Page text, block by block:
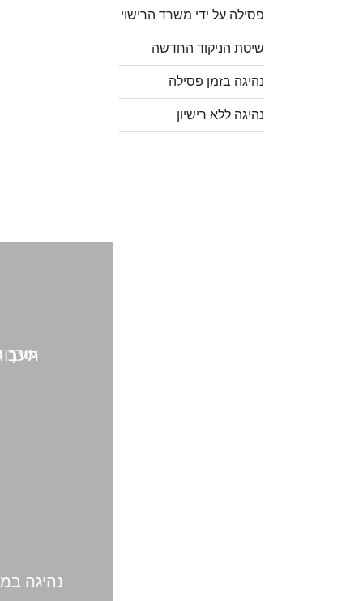
פסילה על ידי משרד הרישוי
שיטת הניקוד החדשה
נהיגה בזמן פסילה
נהיגה ללא רישיון
עורך דין
נהיגה